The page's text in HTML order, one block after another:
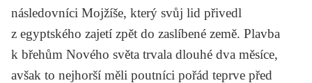
následovníci Mojžíše, který svůj lid přivedl
z egyptského zajetí zpět do zaslíbené země. Plavba
k břehům Nového světa trvala dlouhé dva měsíce,
avšak to nejhorší měli poutníci pořád teprve před